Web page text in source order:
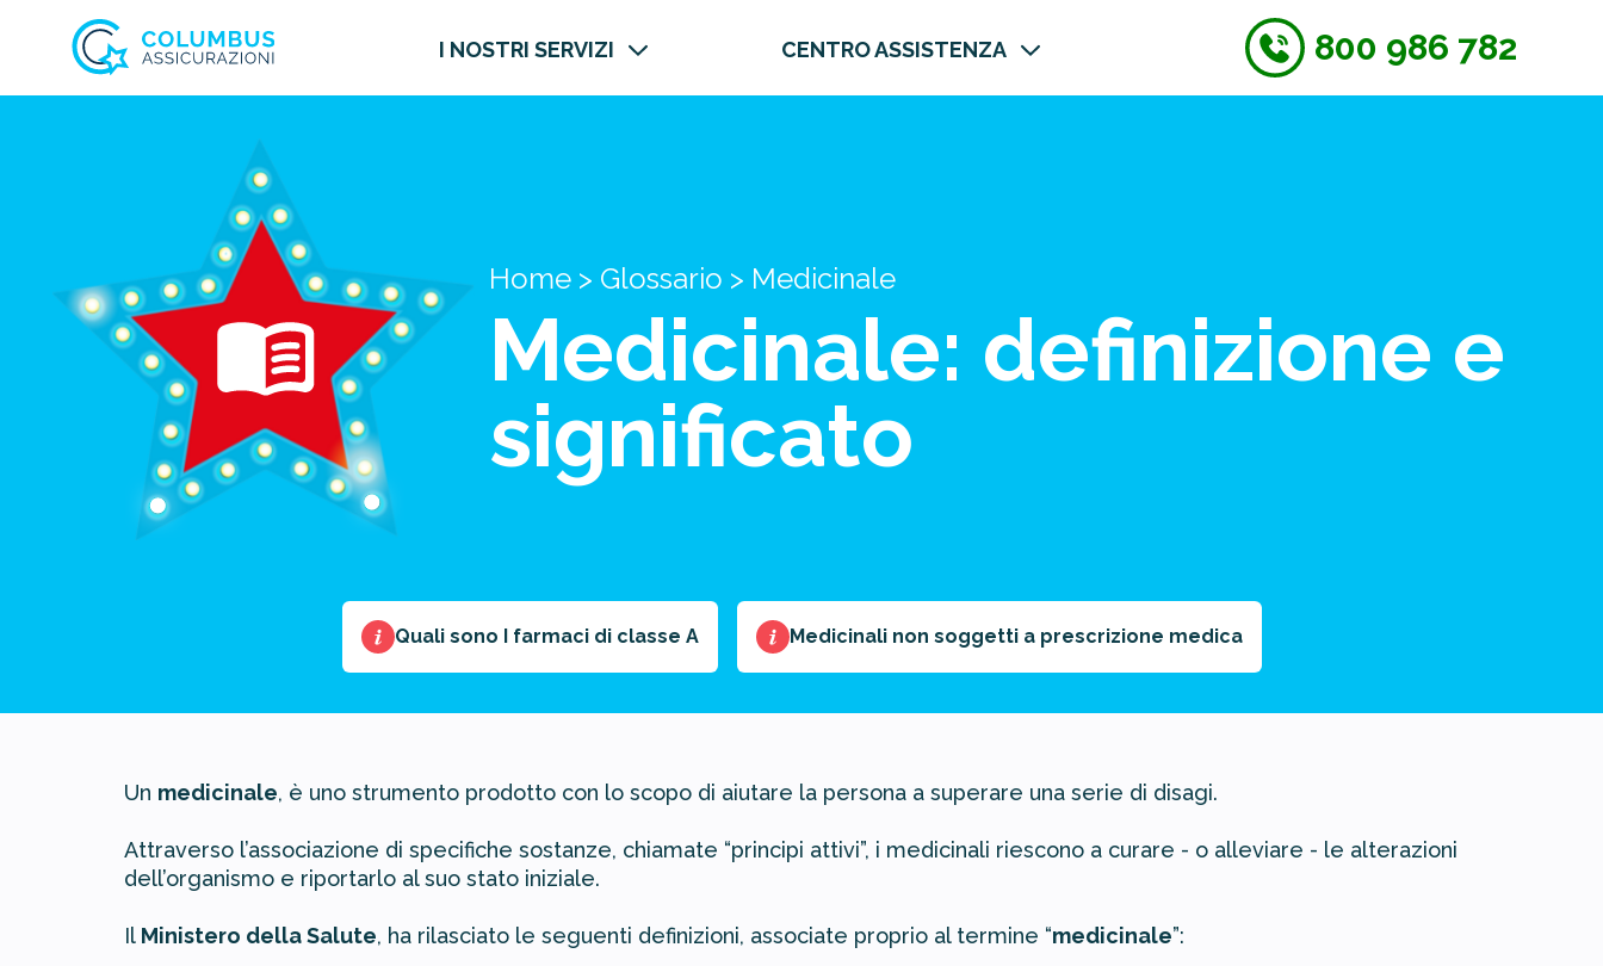
I NOSTRI SERVIZI CENTRO ASSISTENZA 800 986 782
Home > Glossario > Medicinale
Medicinale: definizione e
significato
Quali sono I farmaci di classe A Medicinali non soggetti a prescrizione medica
Un medicinale, è uno strumento prodotto con lo scopo di aiutare la persona a superare una serie di disagi.
Attraverso l’associazione di specifiche sostanze, chiamate “principi attivi”, i medicinali riescono a curare - o alleviare - le alterazioni
dell’organismo e riportarlo al suo stato iniziale.
Il Ministero della Salute, ha rilasciato le seguenti definizioni, associate proprio al termine “medicinale”: